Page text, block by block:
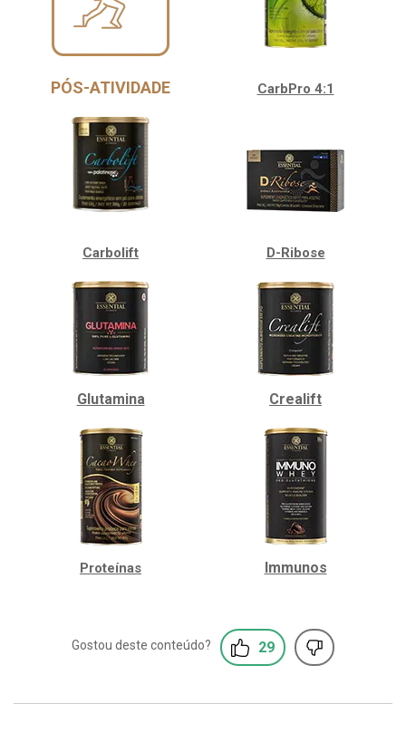
PÓS-ATIVIDADE CarbPro 4:1
Carbolift D-Ribose
Glutamina Crealift
Proteínas Immunos
29